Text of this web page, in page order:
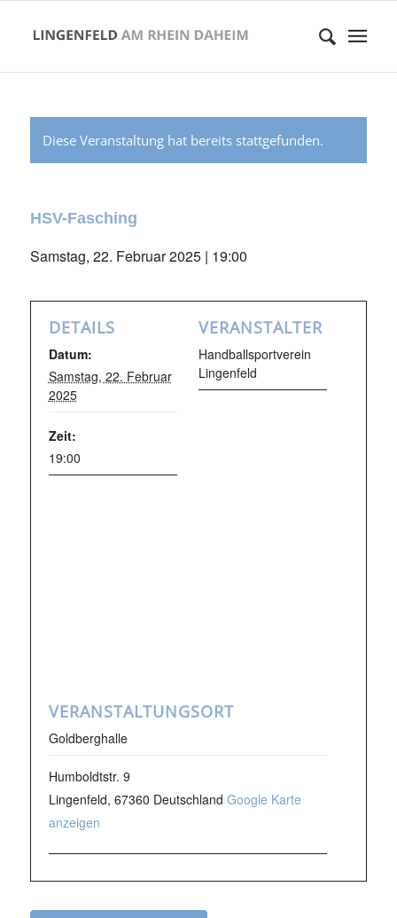
Diese Veranstaltung hat bereits stattgefunden.
HSV-Fasching
Samstag, 22. Februar 2025 | 19:00
DETAILS
Datum:
Samstag, 22. Februar
2025
Zeit:
19:00
VERANSTALTER
Handballsportverein
Lingenfeld
VERANSTALTUNGSORT
Goldberghalle
Humboldtstr. 9
Lingenfeld, 67360 Deutschland Google Karte
anzeigen